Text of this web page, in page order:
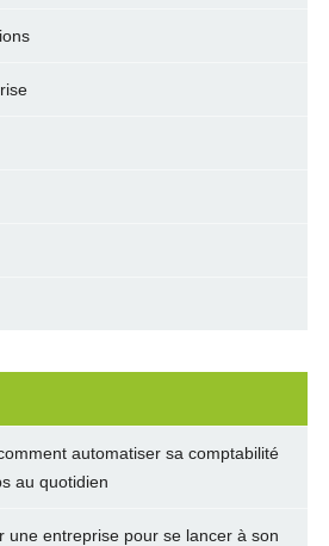
automatiser sa comptabilité
au quotidien
une entreprise pour se lancer à son